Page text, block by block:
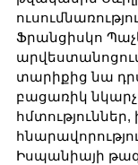
Ֆրանցիսկո
տարիքից նա
բացառիկ
հմտություններ,
Իսպանիայի